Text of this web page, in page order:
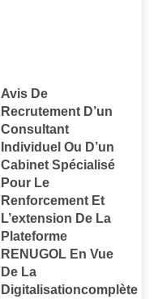
Avis De
Recrutement D’un
Consultant
Individuel Ou D’un
Cabinet Spécialisé
Pour Le
Renforcement Et
L’extension De La
Plateforme
RENUGOL En Vue
De La
Digitalisationcomplète